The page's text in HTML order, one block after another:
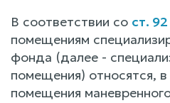
В соответствии со ст.
помещениям
фонда (далее -
помещения) относятся,
помещения